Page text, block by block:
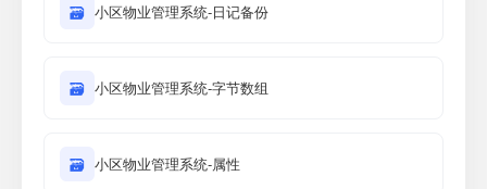
🗃 小区物业管理系统-日记备份
🗃 小区物业管理系统-字节数组
🗃 小区物业管理系统-属性